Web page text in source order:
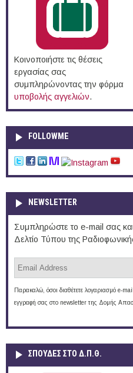
Κοινοποιήστε τις θέσεις
εργασίας σας
συμπληρώνοντας την φόρμα
υποβολής αγγελιών.
FOLLOWME
NEWSLETTER
Συμπληρώστε το e-mail σας
Δελτίο Τύπου της
Παρακαλώ, όσοι διαθέτετε λογαριασμό e-
εγγραφή σας στο newsletter της Δομής
ΣΠΟΥΔΈΣ ΣΤΟ Δ.Π.Θ.